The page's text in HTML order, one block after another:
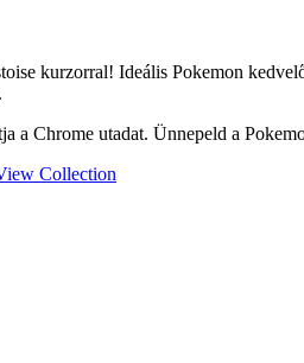
kurzorral! Ideális Pokemon
a Chrome utadat. Ünnepeld a
Collection